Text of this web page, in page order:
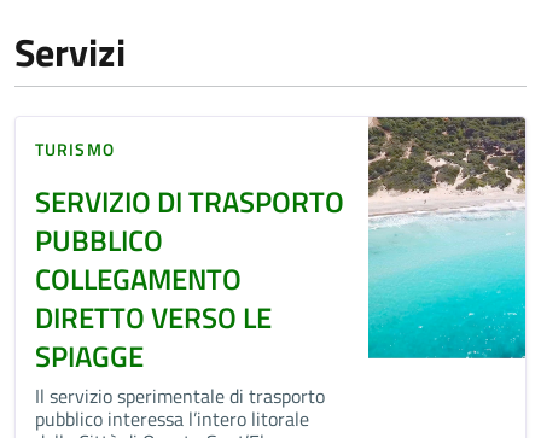
Servizi
TURISMO
SERVIZIO DI TRASPORTO
PUBBLICO
COLLEGAMENTO
DIRETTO VERSO LE
SPIAGGE
Il servizio sperimentale di trasporto
pubblico interessa l’intero litorale